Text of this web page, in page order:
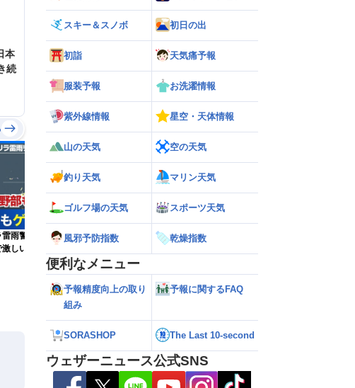
本
続
雷雨警戒】あす9日(日)も東北や
しい雷雨のおそれ 午前中から
【台風15号】進路に複雑な変化・東北上
陸の可能性と西日本へ影響拡大の不確実
性
スキー＆スノボ 初日の出
初詣 天気痛予報
服装予報 お洗濯情報
紫外線情報 星空・天体情報
山の天気 空の天気
釣り天気 マリン天気
ゴルフ場の天気 スポーツ天気
風邪予防指数 乾燥指数
便利なメニュー
予報精度向上の取り
組み
予報に関するFAQ
SORASHOP The Last 10-second
ウェザーニュース公式SNS